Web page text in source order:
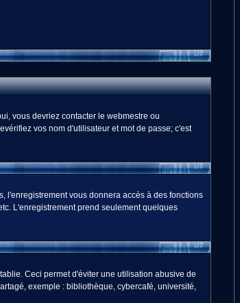
vous devriez contacter le webmestre ou
vos nom d'utilisateur et mot de passe; c'est
l'enregistrement vous donnera accès à des fonctions
L'enregistrement prend seulement quelques
Ceci permet d'éviter une utilisation abusive de
exemple : bibliothèque, cybercafé, université,